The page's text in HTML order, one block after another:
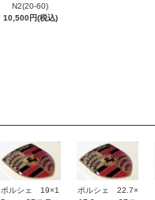
N2(20-60)
10,500円(税込)
ポルシェ 19×1
ポルシェ 22.7×